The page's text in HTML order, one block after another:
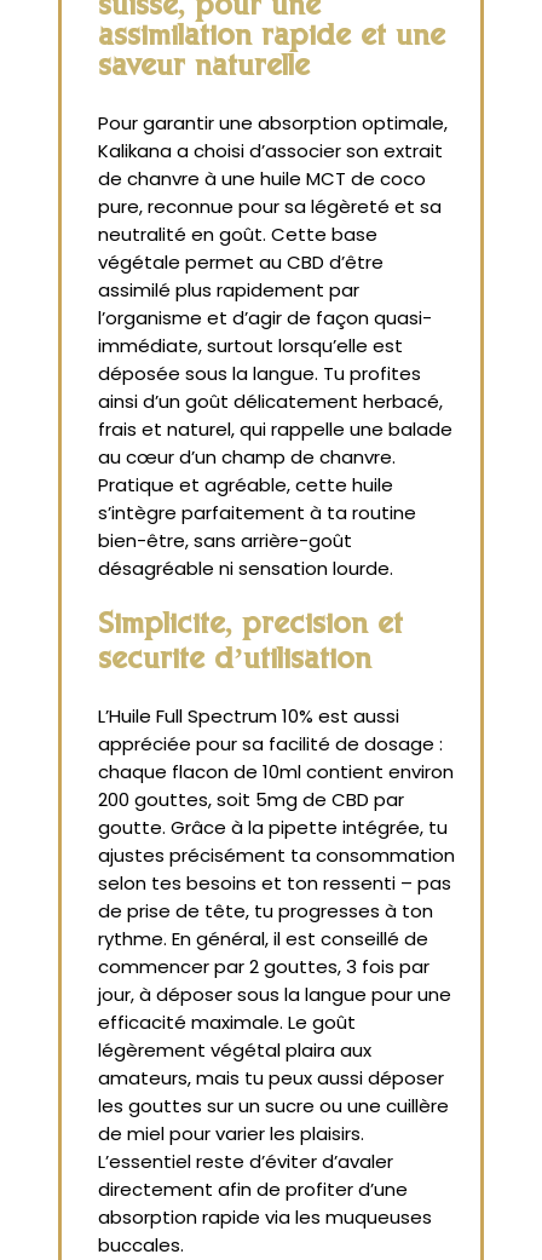
suisse, pour une
assimilation rapide et une
saveur naturelle
Pour garantir une absorption optimale,
Kalikana a choisi d’associer son extrait
de chanvre à une huile MCT de coco
pure, reconnue pour sa légèreté et sa
neutralité en goût. Cette base
végétale permet au CBD d’être
assimilé plus rapidement par
l’organisme et d’agir de façon quasi-
immédiate, surtout lorsqu’elle est
déposée sous la langue. Tu profites
ainsi d’un goût délicatement herbacé,
frais et naturel, qui rappelle une balade
au cœur d’un champ de chanvre.
Pratique et agréable, cette huile
s’intègre parfaitement à ta routine
bien-être, sans arrière-goût
désagréable ni sensation lourde.
Simplicité, précision et
sécurité d’utilisation
L’Huile Full Spectrum 10% est aussi
appréciée pour sa facilité de dosage :
chaque flacon de 10ml contient environ
200 gouttes, soit 5mg de CBD par
goutte. Grâce à la pipette intégrée, tu
ajustes précisément ta consommation
selon tes besoins et ton ressenti – pas
de prise de tête, tu progresses à ton
rythme. En général, il est conseillé de
commencer par 2 gouttes, 3 fois par
jour, à déposer sous la langue pour une
efficacité maximale. Le goût
légèrement végétal plaira aux
amateurs, mais tu peux aussi déposer
les gouttes sur un sucre ou une cuillère
de miel pour varier les plaisirs.
L’essentiel reste d’éviter d’avaler
directement afin de profiter d’une
absorption rapide via les muqueuses
buccales.